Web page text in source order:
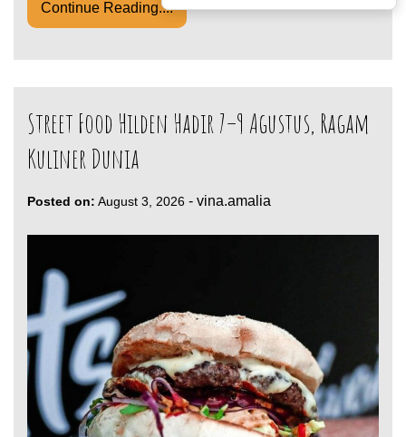
Continue Reading....
Street Food Hilden Hadir 7–9 Agustus, Ragam
Kuliner Dunia
Posted on: August 3, 2026 - vina.amalia